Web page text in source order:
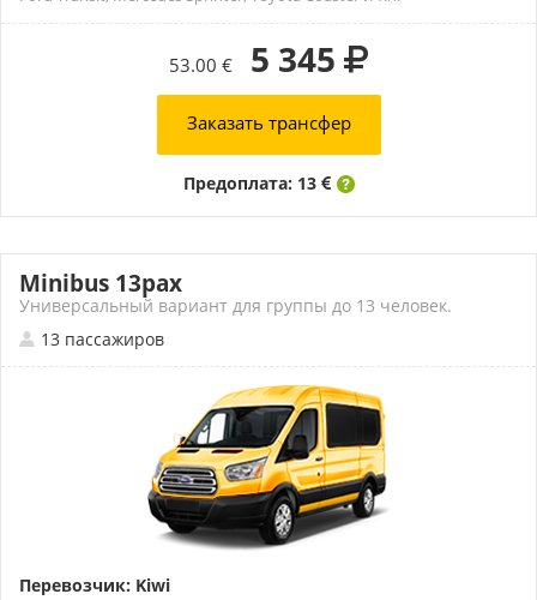
53.00 € 5 345
Заказать трансфер
Предоплата: 13
Minibus 13pax
Универсальный вариант для группы до 13 человек.
13 пассажиров
Перевозчик: Kiwi